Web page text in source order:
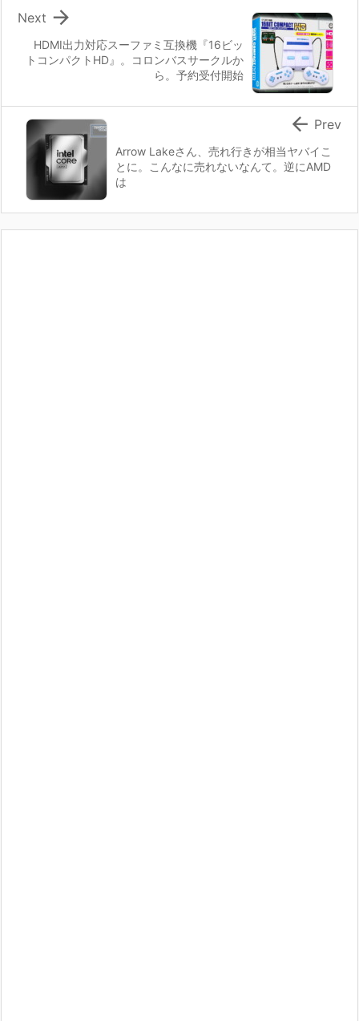
HDMI出力対応スーファミ互換機『16ビッ
トコンパクトHD』。コロンバスサークルか
ら。予約受付開始

Next
Arrow Lakeさん、売れ行きが相当ヤバイこ
とに。こんなに売れないなんて。逆にAMD
は
 Prev